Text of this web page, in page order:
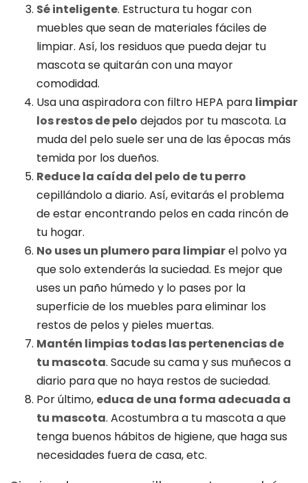
Sé inteligente. Estructura tu hogar con
muebles que sean de materiales fáciles de
limpiar. Así, los residuos que pueda dejar tu
mascota se quitarán con una mayor
comodidad.
Usa una aspiradora con filtro HEPA para limpiar
los restos de pelo dejados por tu mascota. La
muda del pelo suele ser una de las épocas más
temida por los dueños.
Reduce la caída del pelo de tu perro
cepillándolo a diario. Así, evitarás el problema
de estar encontrando pelos en cada rincón de
tu hogar.
No uses un plumero para limpiarel polvo ya
que solo extenderás la suciedad. Es mejor que
uses un paño húmedo y lo pases por la
superficie de los muebles para eliminar los
restos de pelos y pieles muertas.
Mantén limpias todas las pertenencias de
tu mascota. Sacude su cama y sus muñecos a
diario para que no haya restos de suciedad.
Por último, educa de una forma adecuada a
tu mascota. Acostumbra a tu mascota a que
tenga buenos hábitos de higiene, que haga sus
necesidades fuera de casa, etc.